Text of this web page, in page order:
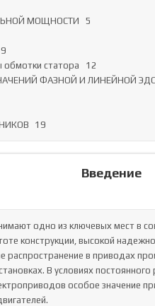
МОЩНОСТИ	5
статора	12
ФАЗНОЙ И ЛИНЕЙНОЙ
СПИСОК ИСПОЛЬЗОВАННЫХ ИСТОЧНИКОВ	19
Введение
одно из ключевых мест в
конструкции, высокой
распространение в приводах
В условиях
особое значение